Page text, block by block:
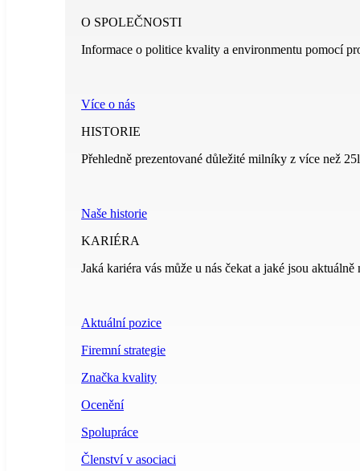
O SPOLEČNOSTI
Informace o politice kvality a environmentu pomocí
Více o nás
HISTORIE
Přehledně prezentované důležité milníky z více než
Naše historie
KARIÉRA
Jaká kariéra vás může u nás čekat a jaké jsou
Aktuální pozice
Firemní strategie
Značka kvality
Ocenění
Spolupráce
Členství v asociaci